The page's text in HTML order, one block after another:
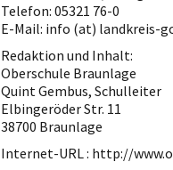
Telefon: 05321 76-0
E-Mail: info (at) landkreis-
Redaktion und Inhalt:
Oberschule Braunlage
Quint Gembus, Schulleiter
Elbingeröder Str. 11
38700 Braunlage
Internet-URL : http://